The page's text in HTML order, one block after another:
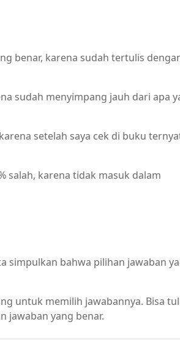
benar, karena sudah tertulis
sudah menyimpang jauh dari apa
setelah saya cek di buku
salah, karena tidak masuk dalam
simpulkan bahwa pilihan jawaban
untuk memilih jawabannya. Bisa
jawaban yang benar.